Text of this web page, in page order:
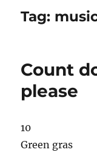
Tag:
Count
please
10
Green gras